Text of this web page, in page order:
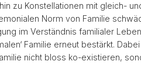
zu Konstellationen mit gleich-
Norm von Familie
im Verständnis familialer
Familie erneut bestärkt.
nicht bloss ko-existieren,